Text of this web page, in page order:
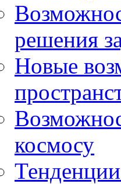
решения
Новые
космосу